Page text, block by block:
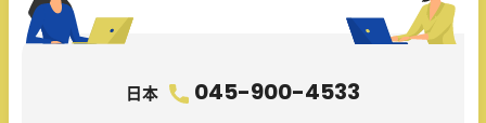
日本 045-900-4533